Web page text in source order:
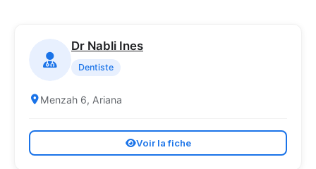
Dr Nabli Ines
Dentiste
Menzah 6, Ariana
Voir la fiche